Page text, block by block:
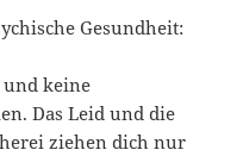
Gesundheit:
und keine
Das Leid und die
ziehen dich nur